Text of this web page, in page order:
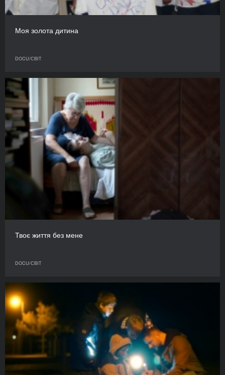
Моя золота дитина
DOCU/СВІТ
Твоє життя без мене
DOCU/СВІТ